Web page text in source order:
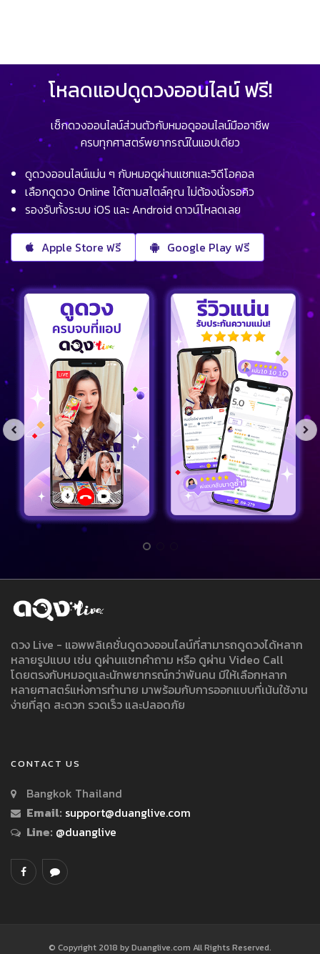
โหลดแอปดูดวงออนไลน์ ฟรี!
เช็กดวงออนไลน์ส่วนตัวกับหมอดูออนไลน์มืออาชีพ
ครบทุกศาสตร์พยากรณ์ในแอปเดียว
ดูดวงออนไลน์แม่น ๆ กับหมอดูผ่านแชทและวิดีโอคอล
เลือกดูดวง Online ได้ตามสไตล์คุณ ไม่ต้องนั่งรอคิว
รองรับทั้งระบบ iOS และ Android ดาวน์โหลดเลย
Apple Store ฟรี Google Play ฟรี
ดวง Live - แอพพลิเคชั่นดูดวงออนไลน์ที่สามารถดูดวงได้หลาก
หลายรูปแบบ เช่น ดูผ่านแชทคำถาม หรือ ดูผ่าน Video Call
โดยตรงกับหมอดูและนักพยากรณ์กว่าพันคน มีให้เลือกหลาก
หลายศาสตร์แห่งการทำนาย มาพร้อมกับการออกแบบที่เน้นใช้งาน
ง่ายที่สุด สะดวก รวดเร็ว และปลอดภัย
CONTACT US
Bangkok Thailand
Email: support@duanglive.com
Line: @duanglive
© Copyright 2018 by Duanglive.com All Rights Reserved.